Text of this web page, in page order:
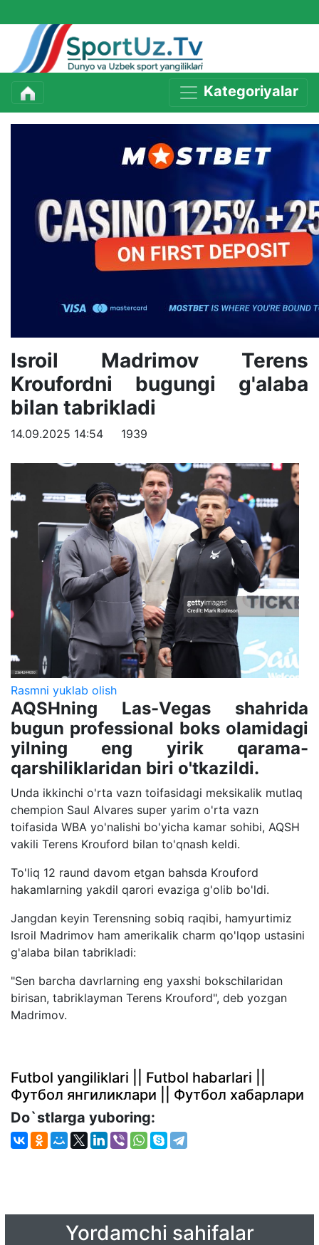
Kategoriyalar
Isroil Madrimov Terens
Kroufordni bugungi g'alaba
bilan tabrikladi
14.09.2025 14:54 1939
Rasmni yuklab olish
AQSHning Las-Vegas shahrida
bugun professional boks olamidagi
yilning eng yirik qarama-
qarshiliklaridan biri o'tkazildi.
Unda ikkinchi o'rta vazn toifasidagi meksikalik mutlaq
chempion Saul Alvares super yarim o'rta vazn
toifasida WBA yo'nalishi bo'yicha kamar sohibi, AQSH
vakili Terens Krouford bilan to'qnash keldi.
To'liq 12 raund davom etgan bahsda Krouford
hakamlarning yakdil qarori evaziga g'olib bo'ldi.
Jangdan keyin Terensning sobiq raqibi, hamyurtimiz
Isroil Madrimov ham amerikalik charm qo'lqop ustasini
g'alaba bilan tabrikladi:
"Sen barcha davrlarning eng yaxshi bokschilaridan
birisan, tabriklayman Terens Krouford", deb yozgan
Madrimov.
Futbol yangiliklari || Futbol habarlari ||
Футбол янгиликлари || Футбол хабарлари
Do`stlarga yuboring:
Yordamchi sahifalar